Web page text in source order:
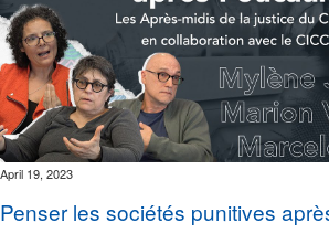
April 19, 2023
Penser les sociétés punitives